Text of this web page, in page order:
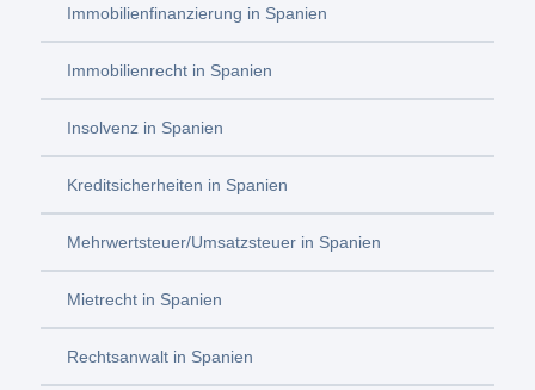
Immobilienfinanzierung in Spanien
Immobilienrecht in Spanien
Insolvenz in Spanien
Kreditsicherheiten in Spanien
Mehrwertsteuer/Umsatzsteuer in Spanien
Mietrecht in Spanien
Rechtsanwalt in Spanien